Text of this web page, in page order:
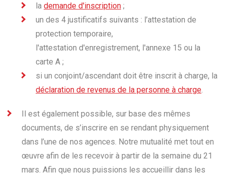
la demande d'inscription ;
un des 4 justificatifs suivants : l’attestation de
protection temporaire,
l'attestation d'enregistrement, l'annexe 15 ou la
carte A ;
si un conjoint/ascendant doit être inscrit à charge, la
déclaration de revenus de la personne à charge.
Il est également possible, sur base des mêmes
documents, de s’inscrire en se rendant physiquement
dans l’une de nos agences. Notre mutualité met tout en
œuvre afin de les recevoir à partir de la semaine du 21
mars. Afin que nous puissions les accueillir dans les